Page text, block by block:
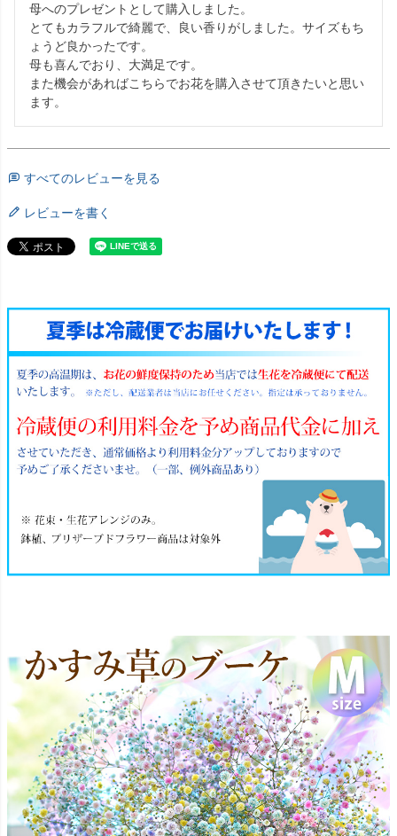
母へのプレゼントとして購入しました。
とてもカラフルで綺麗で、良い香りがしました。サイズもち
ょうど良かったです。
母も喜んでおり、大満足です。
また機会があればこちらでお花を購入させて頂きたいと思い
ます。
すべてのレビューを見る
レビューを書く